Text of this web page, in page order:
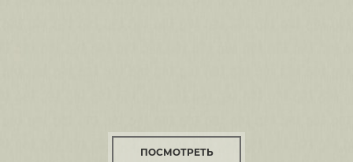
ПОСМОТРЕТЬ